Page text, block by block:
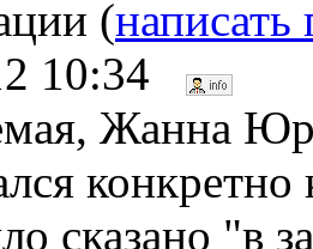
(написать
10:34
Жанна
сказано "в